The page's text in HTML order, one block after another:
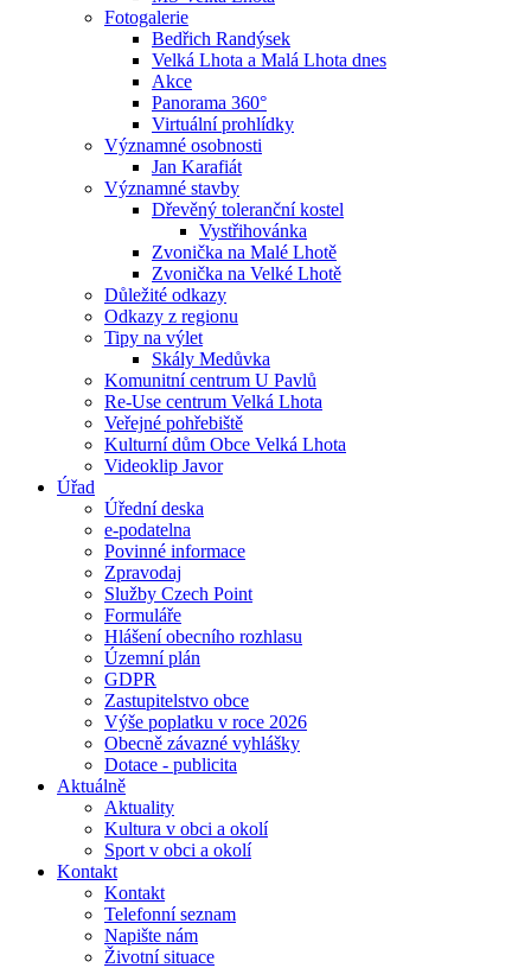
Fotogalerie
Bedřich Randýsek
Velká Lhota a Malá Lhota dnes
Akce
Panorama 360°
Virtuální prohlídky
Významné osobnosti
Jan Karafiát
Významné stavby
Dřevěný toleranční kostel
Vystřihovánka
Zvonička na Malé Lhotě
Zvonička na Velké Lhotě
Důležité odkazy
Odkazy z regionu
Tipy na výlet
Skály Medůvka
Komunitní centrum U Pavlů
Re-Use centrum Velká Lhota
Veřejné pohřebiště
Kulturní dům Obce Velká Lhota
Videoklip Javor
Úřad
Úřední deska
e-podatelna
Povinné informace
Zpravodaj
Služby Czech Point
Formuláře
Hlášení obecního rozhlasu
Územní plán
GDPR
Zastupitelstvo obce
Výše poplatku v roce 2026
Obecně závazné vyhlášky
Dotace - publicita
Aktuálně
Aktuality
Kultura v obci a okolí
Sport v obci a okolí
Kontakt
Kontakt
Telefonní seznam
Napište nám
Životní situace